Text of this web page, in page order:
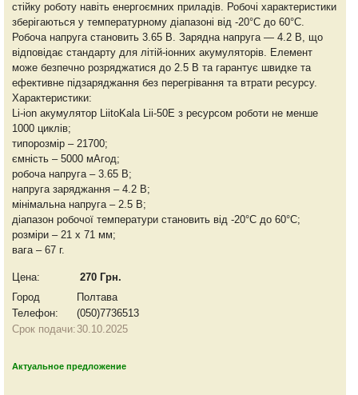
стійку роботу навіть енергоємних приладів. Робочі характеристики
зберігаються у температурному діапазоні від -20°C до 60°C.
Робоча напруга становить 3.65 В. Зарядна напруга — 4.2 В, що
відповідає стандарту для літій-іонних акумуляторів. Елемент
може безпечно розряджатися до 2.5 В та гарантує швидке та
ефективне підзаряджання без перегрівання та втрати ресурсу.
Характеристики:
Li-ion акумулятор LiitoKala Lii-50E з ресурсом роботи не менше
1000 циклів;
типорозмір – 21700;
ємність – 5000 мАгод;
робоча напруга – 3.65 В;
напруга заряджання – 4.2 В;
мінімальна напруга – 2.5 В;
діапазон робочої температури становить від -20°C до 60°C;
розміри – 21 х 71 мм;
вага – 67 г.
Цена:
270 Грн.
Город
Полтава
Телефон:
(050)7736513
Срок подачи: 30.10.2025
Актуальное предложение